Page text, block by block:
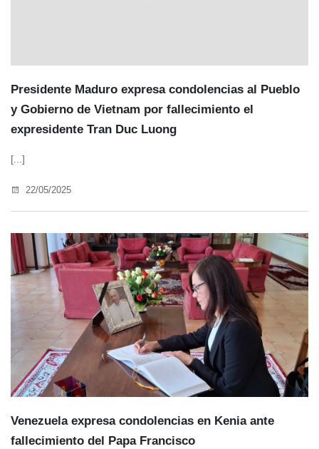
Presidente Maduro expresa condolencias al Pueblo
y Gobierno de Vietnam por fallecimiento el
expresidente Tran Duc Luong
[...]
22/05/2025
Venezuela expresa condolencias en Kenia ante
fallecimiento del Papa Francisco